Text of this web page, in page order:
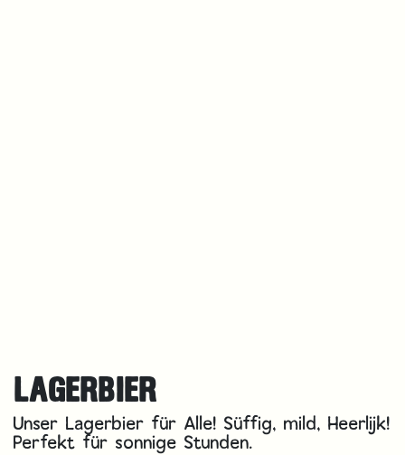
LAGERBIER
Unser Lagerbier für Alle! Süffig, mild, Heerlijk!
Perfekt für sonnige Stunden.